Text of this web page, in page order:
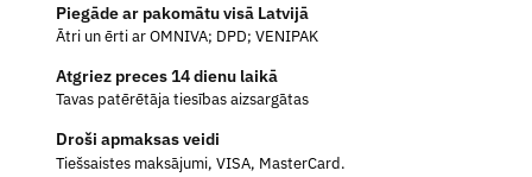
Piegāde ar pakomātu visā Latvijā
Ātri un ērti ar OMNIVA; DPD; VENIPAK
Atgriez preces 14 dienu laikā
Tavas patērētāja tiesības aizsargātas
Droši apmaksas veidi
Tiešsaistes maksājumi, VISA, MasterCard.